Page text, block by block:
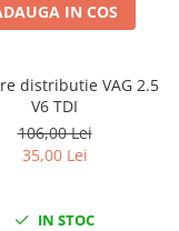
IN COS
distributie VAG 2.5
V6 TDI
106,00 Lei
35,00 Lei
IN STOC